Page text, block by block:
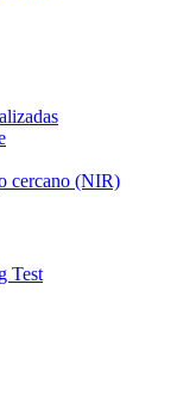
cercano (NIR)
Test